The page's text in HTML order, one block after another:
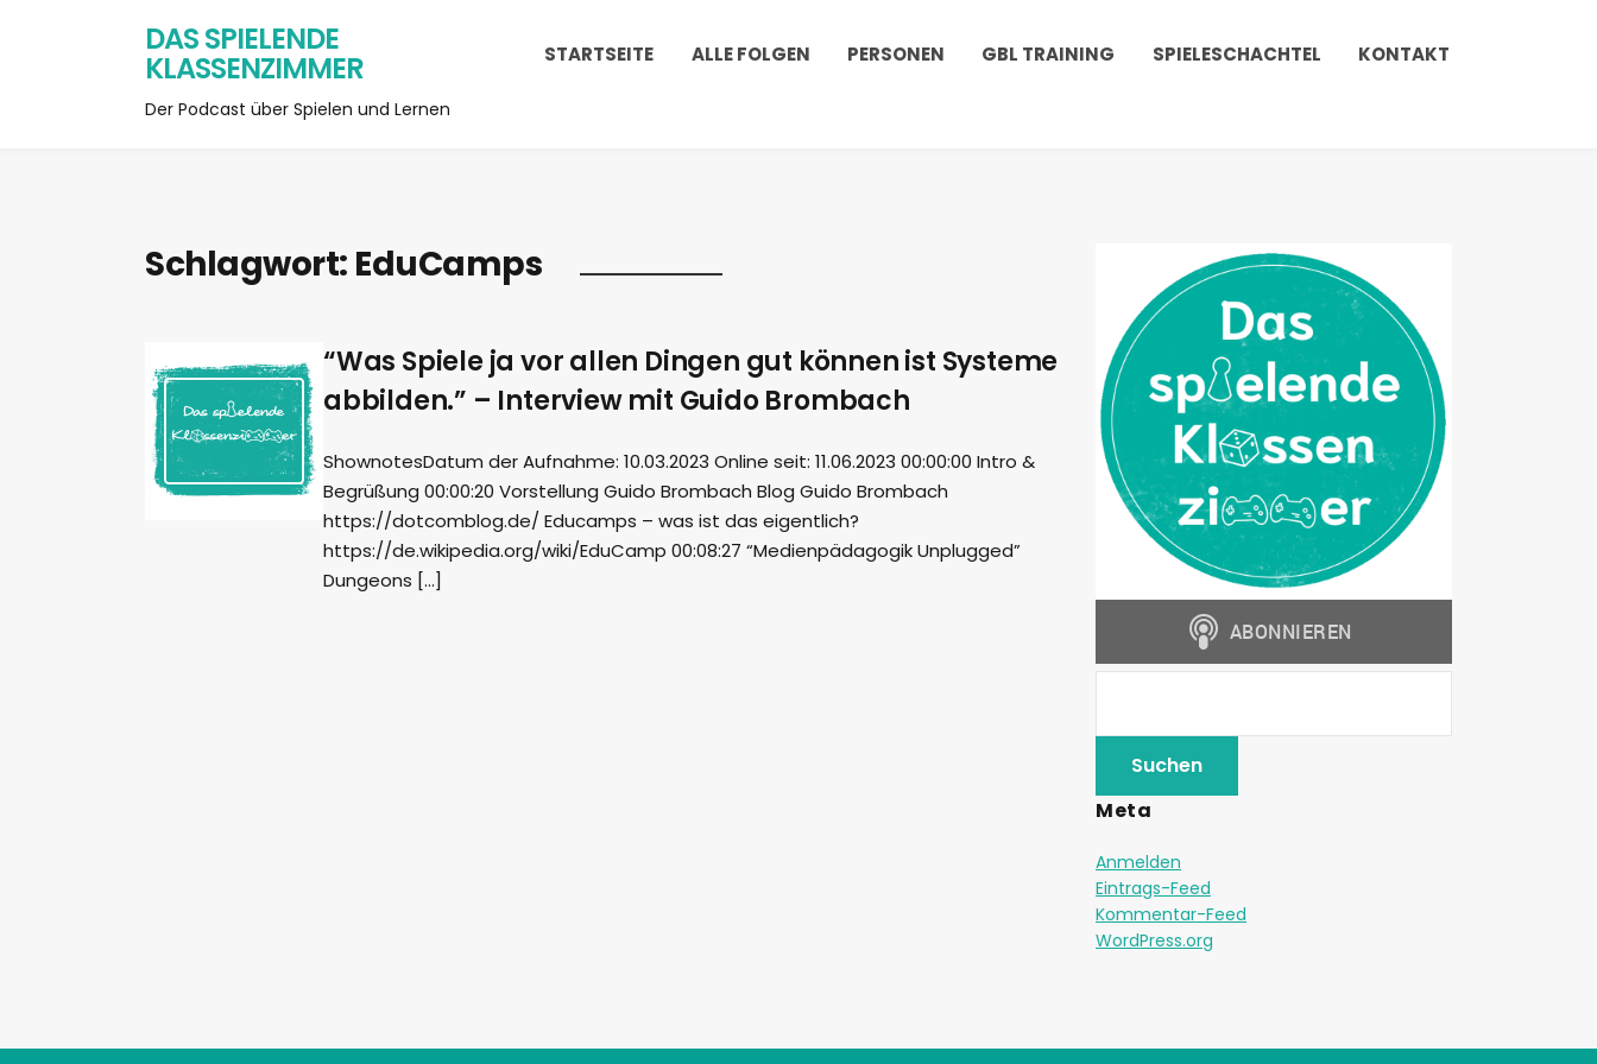
DAS SPIELENDE
KLASSENZIMMER
Der Podcast über Spielen und Lernen
STARTSEITE ALLE FOLGEN PERSONEN GBL TRAINING SPIELESCHACHTEL KONTAKT
Schlagwort: EduCamps
“Was Spiele ja vor allen Dingen gut können ist Systeme
abbilden.” – Interview mit Guido Brombach
ShownotesDatum der Aufnahme: 10.03.2023 Online seit: 11.06.2023 00:00:00 Intro &
Begrüßung 00:00:20 Vorstellung Guido Brombach Blog Guido Brombach
https://dotcomblog.de/ Educamps – was ist das eigentlich?
https://de.wikipedia.org/wiki/EduCamp 00:08:27 “Medienpädagogik Unplugged”
Dungeons […]
Meta
Anmelden
Eintrags-Feed
Kommentar-Feed
WordPress.org